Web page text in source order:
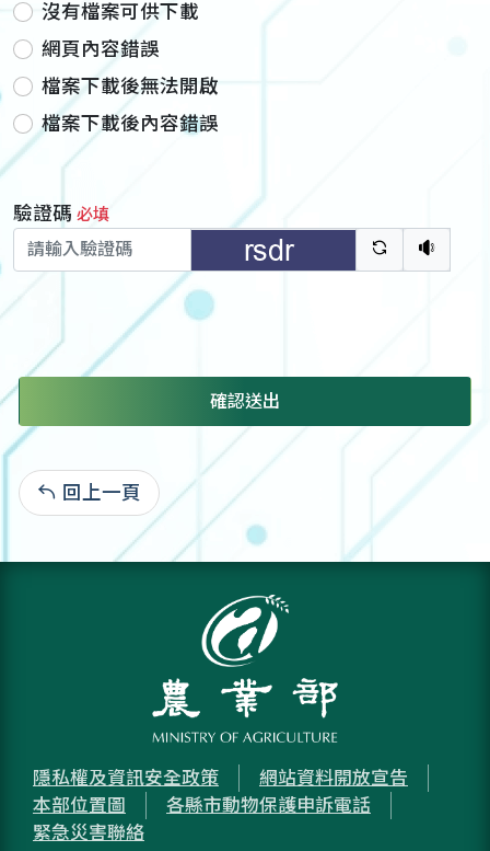
沒有檔案可供下載
網頁內容錯誤
檔案下載後無法開啟
檔案下載後內容錯誤
驗證碼 必填
驗證碼重新
聽語
確認送出
回上一頁
隱私權及資訊安全政策
網站資料開放宣告
本部位置圖
各縣市動物保護申訴電話
緊急災害聯絡